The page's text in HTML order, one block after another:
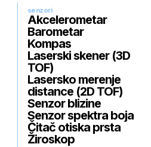
senzori
Akcelerometar
Barometar
Kompas
Laserski skener (3D
TOF)
Lasersko merenje
distance (2D TOF)
Senzor blizine
Senzor spektra boja
Čitač otiska prsta
Žiroskop